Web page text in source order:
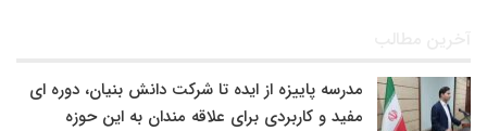
آخرین مطالب
مدرسه پاییزه از ایده تا شرکت دانش بنیان، دوره ای
مفید و کاربردی برای علاقه مندان به این حوزه